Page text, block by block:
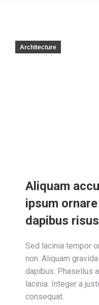
Architecture
Aliquam
ipsum
dapibus
Sed lacinia tempor
non. Aliquam
dapibus. Phasellus
lacinia. Integer a
consequat.